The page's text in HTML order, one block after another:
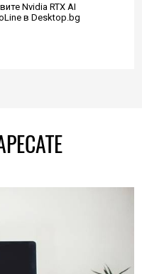
Nvidia RTX AI
в Desktop.bg